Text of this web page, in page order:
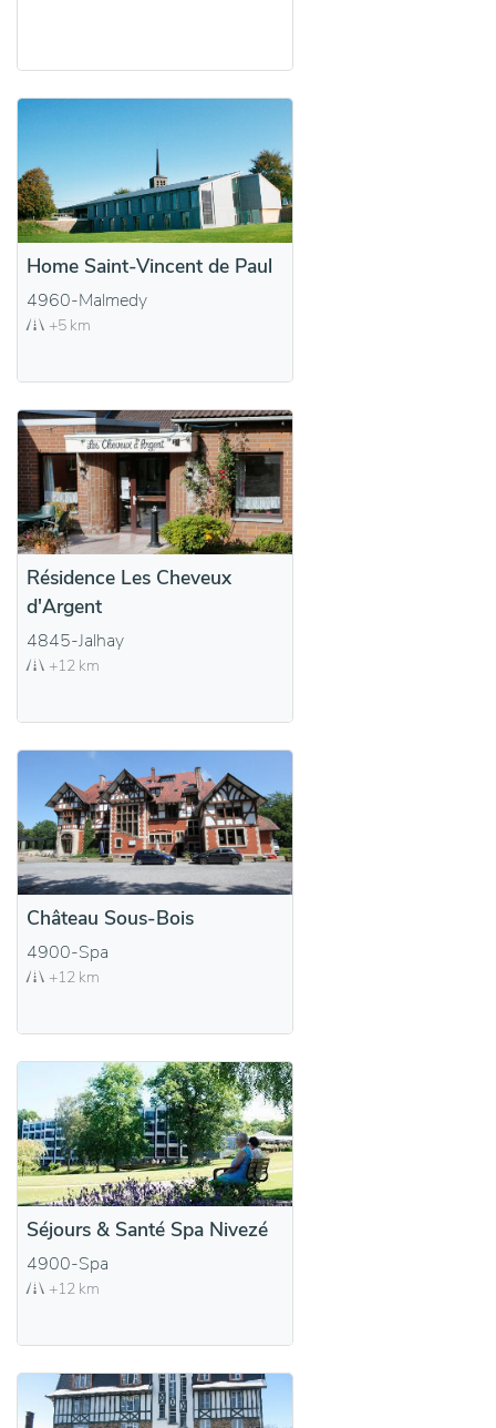
Home Saint-Vincent de Paul
4960-Malmedy
+5 km
Résidence Les Cheveux
d'Argent
4845-Jalhay
+12 km
Château Sous-Bois
4900-Spa
+12 km
Séjours & Santé Spa Nivezé
4900-Spa
+12 km